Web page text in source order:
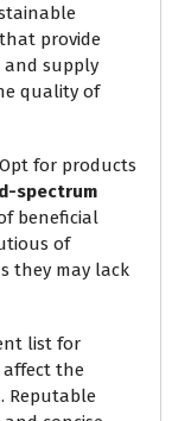
provide
supply
quality of
for products
spectrum
beneficial
of
they may lack
list for
affect the
Reputable